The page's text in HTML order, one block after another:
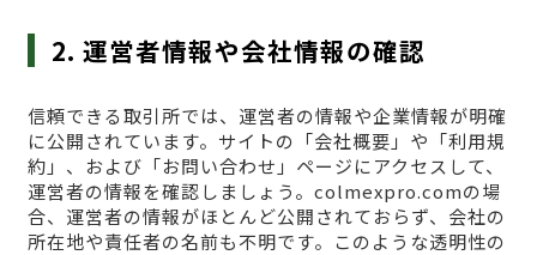
2. 運営者情報や会社情報の確認
信頼できる取引所では、運営者の情報や企業情報が明確
に公開されています。サイトの「会社概要」や「利用規
約」、および「お問い合わせ」ページにアクセスして、
運営者の情報を確認しましょう。colmexpro.comの場
合、運営者の情報がほとんど公開されておらず、会社の
所在地や責任者の名前も不明です。このような透明性の